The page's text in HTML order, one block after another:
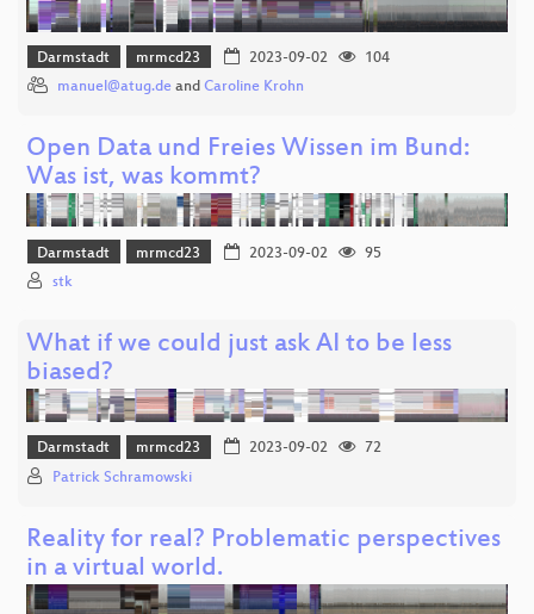
Darmstadt mrmcd23 2023-09-02
104
manuel@atug.de and Caroline Krohn
Open Data und Freies Wissen im Bund:
Was ist, was kommt?
Darmstadt mrmcd23 2023-09-02
95
stk
What if we could just ask AI to be less
biased?
Darmstadt mrmcd23 2023-09-02
72
Patrick Schramowski
Reality for real? Problematic perspectives
in a virtual world.